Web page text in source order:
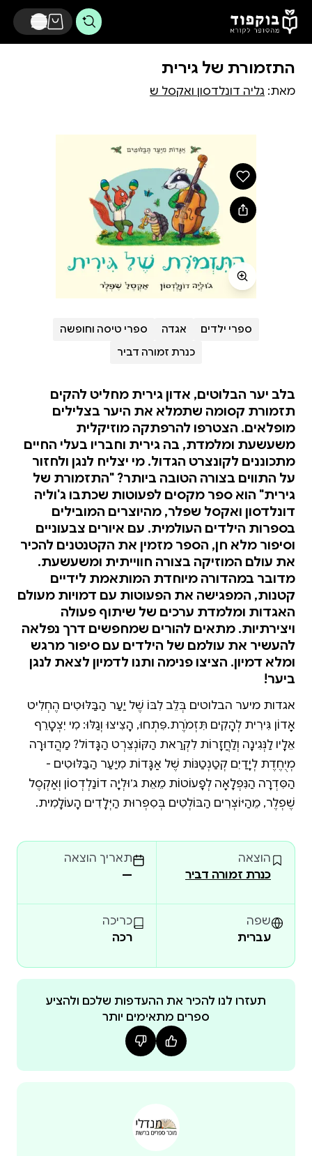
דלג לתוכן הראשי
התזמורת של גירית
מאת: גליה דונלדסון ואקסל ש
ספרי ילדים אגדה
ספרי טיסה וחופשה
כנרת זמורה דביר
בלב יער הבלוטים, אדון גירית מחליט להקים
תזמורת קסומה שתמלא את היער בצלילים
מופלאים. הצטרפו להרפתקה מוזיקלית
משעשעת ומלמדת, בה גירית וחבריו בעלי החיים
מתכוננים לקונצרט הגדול. מי יצליח לנגן ולחזור
על התווים בצורה הטובה ביותר? "התזמורת של
גירית" הוא ספר מקסים לפעוטות שכתבו ג'וליה
דונלדסון ואקסל שפלר, מהיוצרים המובילים
בספרות הילדים העולמית. עם איורים צבעוניים
וסיפור מלא חן, הספר מזמין את הקטנטנים להכיר
את עולם המוזיקה בצורה חווייתית ומשעשעת.
מדובר במהדורה מיוחדת המותאמת לידיים
קטנות, המפגישה את הפעוטות עם דמויות מעולם
האגדות ומלמדת ערכים של שיתוף פעולה
ויצירתיות. מתאים להורים שמחפשים דרך נפלאה
להעשיר את עולמם של הילדים עם סיפור מרגש
ומלא דמיון. הציצו פנימה ותנו לדמיון לצאת לנגן
ביער!
אגדות מיער הבלוטים בְּלֵב לִבּוֹ שֶׁל יַעַר הַבַּלּוּטִים הֶחְלִיט
אָדוֹן גִּירִית לְהָקִים תִּזְמֹרֶת.פִּתְחוּ, הָצִיצוּ וְגַלּוּ: מִי יִצְטָרֵף
אֵלָיו לַנְּגִינָה וְלַחֲזָרוֹת לִקְרַאת הַקּוֹנְצֵרְט הַגָּדוֹל? מַהֲדוּרָה
מְיֻחֶדֶת לְיָדַיִם קְטַנְטַנּוֹת שֶׁל אַגָּדוֹת מִיַּעַר הַבַּלּוּטִים -
הַסִּדְרָה הַנִּפְלָאָה לְפָעוֹטוֹת מֵאֵת ג׳וּלְיָה דוֹנַלְדְסוֹן וְאַקְסֶל
שֶׁפְלֶר, מֵהַיּוֹצְרִים הַבּוֹלְטִים בְּסִפְרוּת הַיְּלָדִים הָעוֹלָמִית.
הוצאה
כנרת זמורה דביר
תאריך הוצאה
—
שפה
עברית
כריכה
רכה
תעזרו לנו להכיר את ההעדפות שלכם ולהציע
ספרים מתאימים יותר